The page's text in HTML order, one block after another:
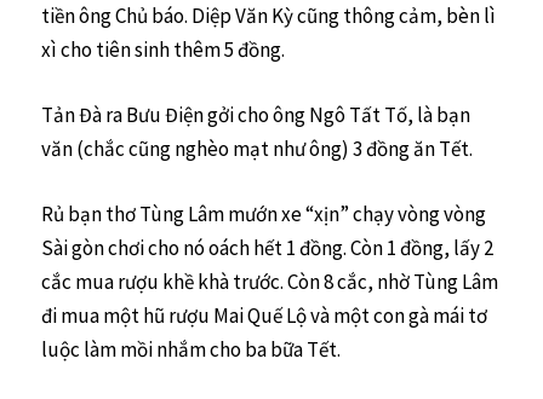
tiền ông Chủ báo. Diệp Văn Kỳ cũng thông cảm, bèn lì
xì cho tiên sinh thêm 5 đồng.
Tản Đà ra Bưu Điện gởi cho ông Ngô Tất Tố, là bạn
văn (chắc cũng nghèo mạt như ông) 3 đồng ăn Tết.
Rủ bạn thơ Tùng Lâm mướn xe “xịn” chạy vòng vòng
Sài gòn chơi cho nó oách hết 1 đồng. Còn 1 đồng, lấy 2
cắc mua rượu khề khà trước. Còn 8 cắc, nhờ Tùng Lâm
đi mua một hũ rượu Mai Quế Lộ và một con gà mái tơ
luộc làm mồi nhắm cho ba bữa Tết.